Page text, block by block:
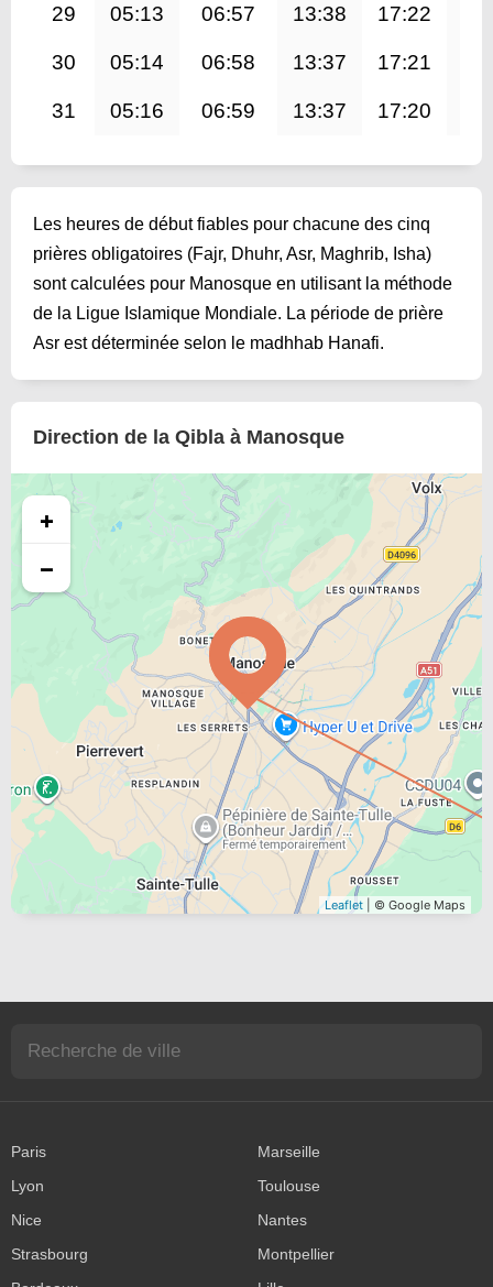
29 05:13 06:57 13:38 17:22
30 05:14 06:58 13:37 17:21
31 05:16 06:59 13:37 17:20
Les heures de début fiables pour chacune des cinq
prières obligatoires (Fajr, Dhuhr, Asr, Maghrib, Isha)
sont calculées pour Manosque en utilisant la méthode
de la Ligue Islamique Mondiale. La période de prière
Asr est déterminée selon le madhhab Hanafi.
Direction de la Qibla à Manosque
+
−
Leaflet | © Google Maps
Paris
Marseille
Lyon
Toulouse
Nice
Nantes
Strasbourg
Montpellier